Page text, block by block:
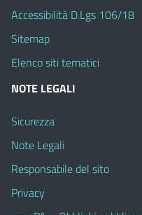
Accessibilità D.Lgs 106/18
Sitemap
Elenco siti tematici
NOTE LEGALI
Sicurezza
Note Legali
Responsabile del sito
Privacy